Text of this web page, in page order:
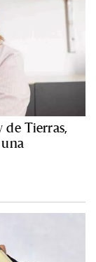
de Tierras,